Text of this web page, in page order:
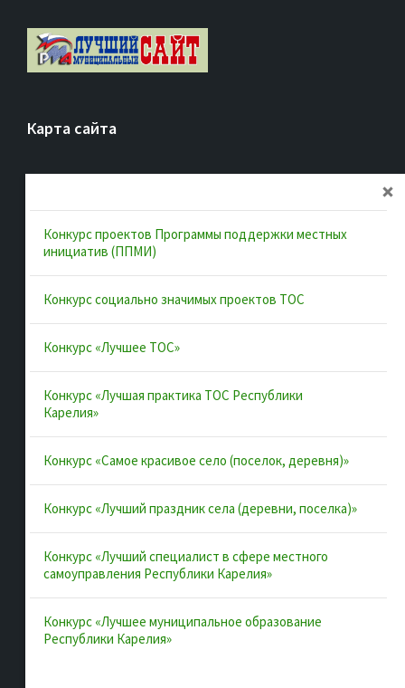
Карта сайта
Об ассоциации
Документы
Муниципальные образования
Конкурсы и лучшие практики
Контакты
Полезные ссылки
Интернет-портал Республики Карелия
Территориальное общественное самоуправление в
Республике Карелия
ВАРМСУ
ОАТОС
Конкурс проектов Программы поддержки местных
инициатив (ППМИ)
Конкурс социально значимых проектов ТОС
Конкурс «Лучшее ТОС»
Конкурс «Лучшая практика ТОС Республики
Карелия»
Конкурс «Самое красивое село (поселок, деревня)»
Конкурс «Лучший праздник села (деревни, поселка)»
Конкурс «Лучший специалист в сфере местного
самоуправления Республики Карелия»
Конкурс «Лучшее муниципальное образование
Республики Карелия»